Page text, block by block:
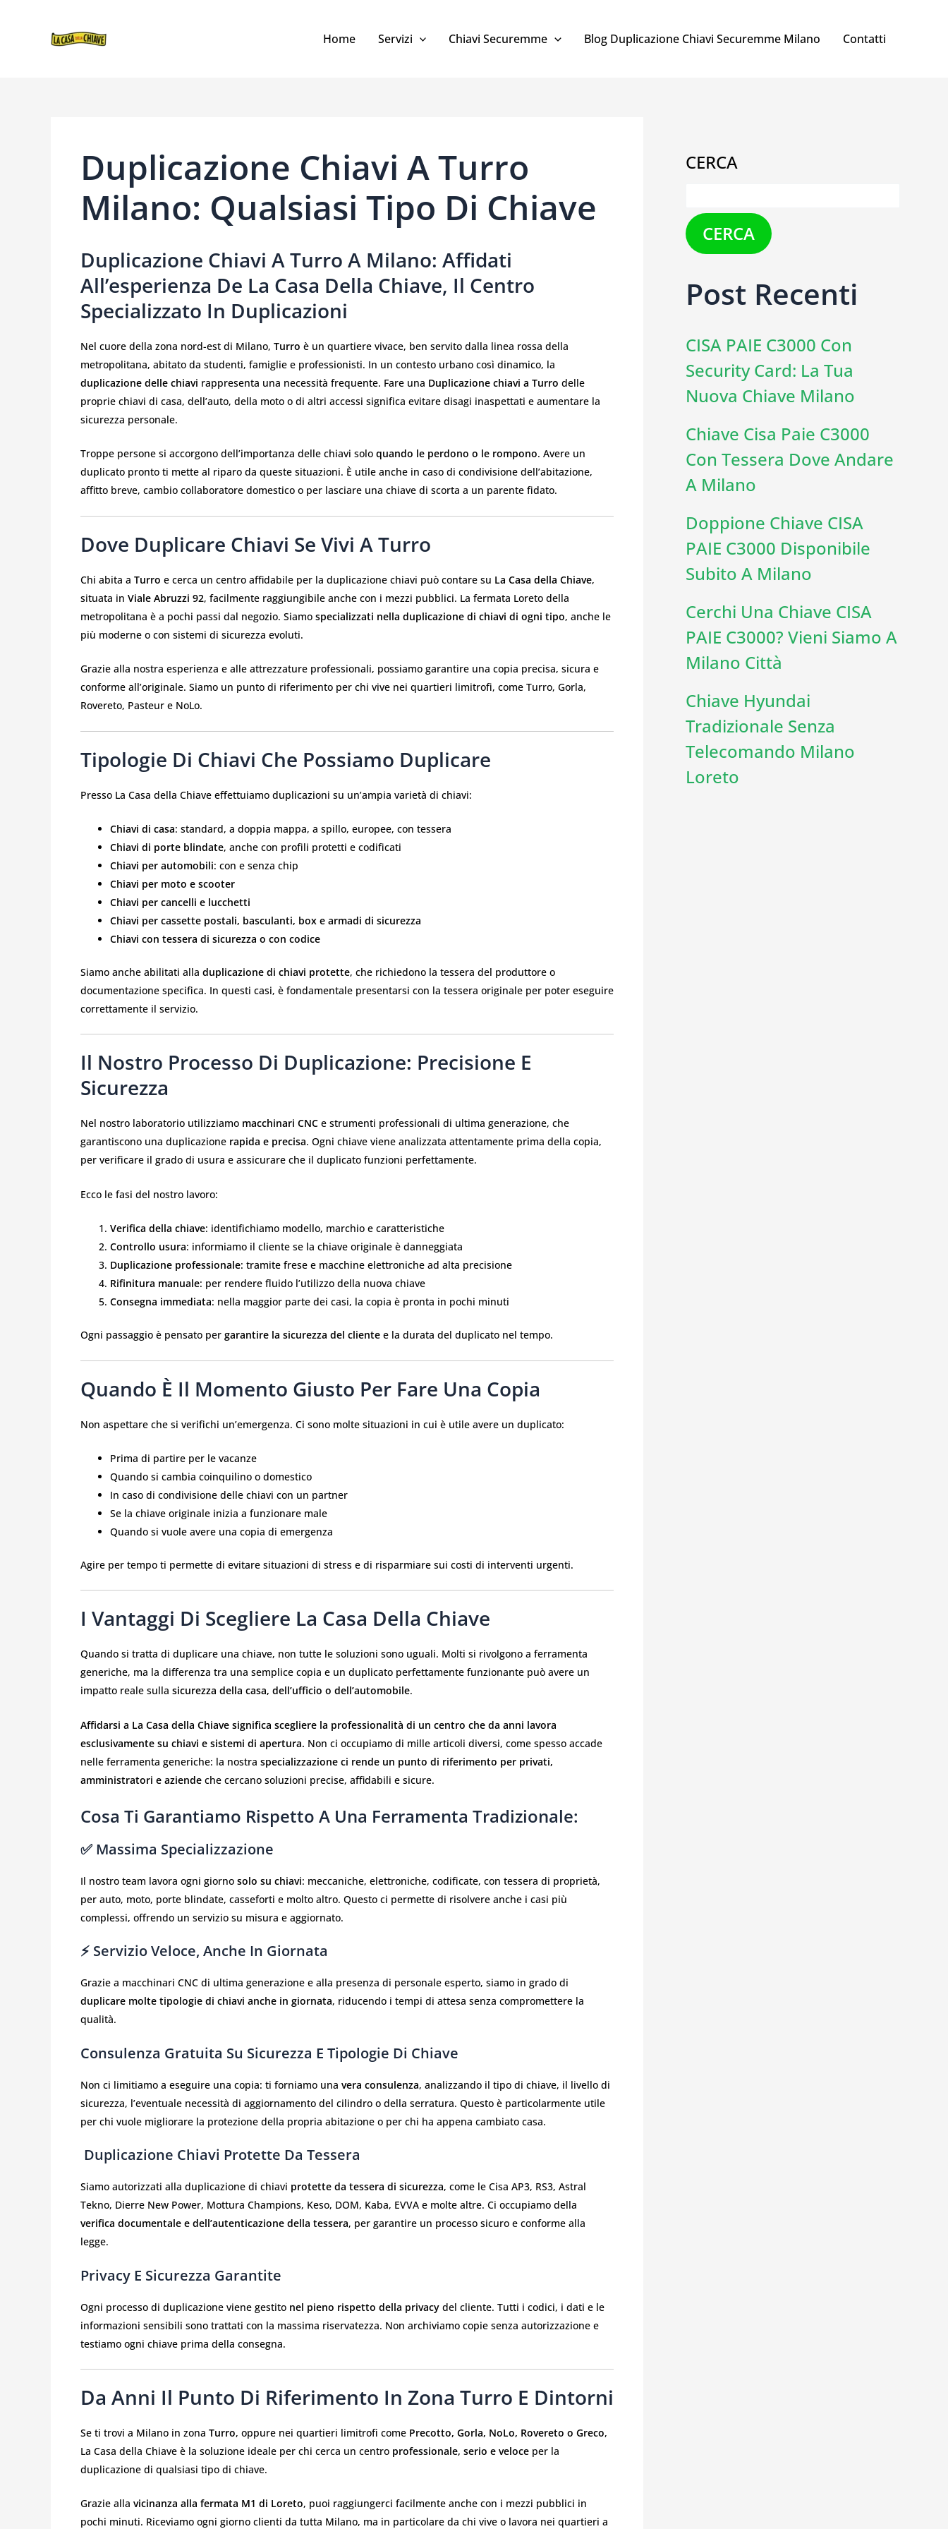
CONTENUTO
Home Servizi Chiavi Securemme Blog Duplicazione Chiavi Securemme Milano Contatti
Duplicazione Chiavi A Turro
Milano: Qualsiasi Tipo Di Chiave
Duplicazione Chiavi A Turro A Milano: Affidati
All’esperienza De La Casa Della Chiave, Il Centro
Specializzato In Duplicazioni
Nel cuore della zona nord-est di Milano, Turro è un quartiere vivace, ben servito dalla linea rossa della
metropolitana, abitato da studenti, famiglie e professionisti. In un contesto urbano così dinamico, la
duplicazione delle chiavi rappresenta una necessità frequente. Fare una Duplicazione chiavi a Turro delle
proprie chiavi di casa, dell’auto, della moto o di altri accessi significa evitare disagi inaspettati e aumentare la
sicurezza personale.
Troppe persone si accorgono dell’importanza delle chiavi solo quando le perdono o le rompono. Avere un
duplicato pronto ti mette al riparo da queste situazioni. È utile anche in caso di condivisione dell’abitazione,
affitto breve, cambio collaboratore domestico o per lasciare una chiave di scorta a un parente fidato.
Dove Duplicare Chiavi Se Vivi A Turro
Chi abita a Turro e cerca un centro affidabile per la duplicazione chiavi può contare su La Casa della Chiave,
situata in Viale Abruzzi 92, facilmente raggiungibile anche con i mezzi pubblici. La fermata Loreto della
metropolitana è a pochi passi dal negozio. Siamo specializzati nella duplicazione di chiavi di ogni tipo, anche le
più moderne o con sistemi di sicurezza evoluti.
Grazie alla nostra esperienza e alle attrezzature professionali, possiamo garantire una copia precisa, sicura e
conforme all’originale. Siamo un punto di riferimento per chi vive nei quartieri limitrofi, come Turro, Gorla,
Rovereto, Pasteur e NoLo.
Tipologie Di Chiavi Che Possiamo Duplicare
Presso La Casa della Chiave effettuiamo duplicazioni su un’ampia varietà di chiavi:
Chiavi di casa: standard, a doppia mappa, a spillo, europee, con tessera
Chiavi di porte blindate, anche con profili protetti e codificati
Chiavi per automobili: con e senza chip
Chiavi per moto e scooter
Chiavi per cancelli e lucchetti
Chiavi per cassette postali, basculanti, box e armadi di sicurezza
Chiavi con tessera di sicurezza o con codice
Siamo anche abilitati alla duplicazione di chiavi protette, che richiedono la tessera del produttore o
documentazione specifica. In questi casi, è fondamentale presentarsi con la tessera originale per poter eseguire
correttamente il servizio.
Il Nostro Processo Di Duplicazione: Precisione E
Sicurezza
Nel nostro laboratorio utilizziamo macchinari CNC e strumenti professionali di ultima generazione, che
garantiscono una duplicazione rapida e precisa. Ogni chiave viene analizzata attentamente prima della copia,
per verificare il grado di usura e assicurare che il duplicato funzioni perfettamente.
Ecco le fasi del nostro lavoro:
Verifica della chiave: identifichiamo modello, marchio e caratteristiche
Controllo usura: informiamo il cliente se la chiave originale è danneggiata
Duplicazione professionale: tramite frese e macchine elettroniche ad alta precisione
Rifinitura manuale: per rendere fluido l’utilizzo della nuova chiave
Consegna immediata: nella maggior parte dei casi, la copia è pronta in pochi minuti
Ogni passaggio è pensato per garantire la sicurezza del cliente e la durata del duplicato nel tempo.
Quando È Il Momento Giusto Per Fare Una Copia
Non aspettare che si verifichi un’emergenza. Ci sono molte situazioni in cui è utile avere un duplicato:
Prima di partire per le vacanze
Quando si cambia coinquilino o domestico
In caso di condivisione delle chiavi con un partner
Se la chiave originale inizia a funzionare male
Quando si vuole avere una copia di emergenza
Agire per tempo ti permette di evitare situazioni di stress e di risparmiare sui costi di interventi urgenti.
I Vantaggi Di Scegliere La Casa Della Chiave
Quando si tratta di duplicare una chiave, non tutte le soluzioni sono uguali. Molti si rivolgono a ferramenta
generiche, ma la differenza tra una semplice copia e un duplicato perfettamente funzionante può avere un
impatto reale sulla sicurezza della casa, dell’ufficio o dell’automobile.
Affidarsi a La Casa della Chiave significa scegliere la professionalità di un centro che da anni lavora
esclusivamente su chiavi e sistemi di apertura. Non ci occupiamo di mille articoli diversi, come spesso accade
nelle ferramenta generiche: la nostra specializzazione ci rende un punto di riferimento per privati,
amministratori e aziende che cercano soluzioni precise, affidabili e sicure.
Cosa Ti Garantiamo Rispetto A Una Ferramenta Tradizionale:
✅ Massima Specializzazione
Il nostro team lavora ogni giorno solo su chiavi: meccaniche, elettroniche, codificate, con tessera di proprietà,
per auto, moto, porte blindate, casseforti e molto altro. Questo ci permette di risolvere anche i casi più
complessi, offrendo un servizio su misura e aggiornato.
⚡ Servizio Veloce, Anche In Giornata
Grazie a macchinari CNC di ultima generazione e alla presenza di personale esperto, siamo in grado di
duplicare molte tipologie di chiavi anche in giornata, riducendo i tempi di attesa senza compromettere la
qualità.
Consulenza Gratuita Su Sicurezza E Tipologie Di Chiave
Non ci limitiamo a eseguire una copia: ti forniamo una vera consulenza, analizzando il tipo di chiave, il livello di
sicurezza, l’eventuale necessità di aggiornamento del cilindro o della serratura. Questo è particolarmente utile
per chi vuole migliorare la protezione della propria abitazione o per chi ha appena cambiato casa.
️ Duplicazione Chiavi Protette Da Tessera
Siamo autorizzati alla duplicazione di chiavi protette da tessera di sicurezza, come le Cisa AP3, RS3, Astral
Tekno, Dierre New Power, Mottura Champions, Keso, DOM, Kaba, EVVA e molte altre. Ci occupiamo della
verifica documentale e dell’autenticazione della tessera, per garantire un processo sicuro e conforme alla
legge.
Privacy E Sicurezza Garantite
Ogni processo di duplicazione viene gestito nel pieno rispetto della privacy del cliente. Tutti i codici, i dati e le
informazioni sensibili sono trattati con la massima riservatezza. Non archiviamo copie senza autorizzazione e
testiamo ogni chiave prima della consegna.
Da Anni Il Punto Di Riferimento In Zona Turro E Dintorni
Se ti trovi a Milano in zona Turro, oppure nei quartieri limitrofi come Precotto, Gorla, NoLo, Rovereto o Greco,
La Casa della Chiave è la soluzione ideale per chi cerca un centro professionale, serio e veloce per la
duplicazione di qualsiasi tipo di chiave.
Grazie alla vicinanza alla fermata M1 di Loreto, puoi raggiungerci facilmente anche con i mezzi pubblici in
pochi minuti. Riceviamo ogni giorno clienti da tutta Milano, ma in particolare da chi vive o lavora nei quartieri a
CERCA
CERCA
Post Recenti
CISA PAIE C3000 Con
Security Card: La Tua
Nuova Chiave Milano
Chiave Cisa Paie C3000
Con Tessera Dove Andare
A Milano
Doppione Chiave CISA
PAIE C3000 Disponibile
Subito A Milano
Cerchi Una Chiave CISA
PAIE C3000? Vieni Siamo A
Milano Città
Chiave Hyundai
Tradizionale Senza
Telecomando Milano
Loreto